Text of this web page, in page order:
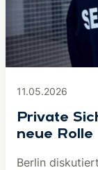
11.05.2026
Private
neue Rolle
Berlin